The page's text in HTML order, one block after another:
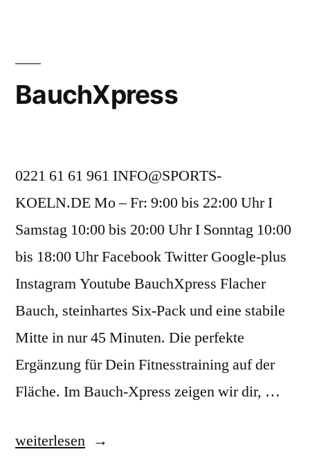
BauchXpress
0221 61 61 961 INFO@SPORTS-
KOELN.DE Mo – Fr: 9:00 bis 22:00 Uhr I
Samstag 10:00 bis 20:00 Uhr I Sonntag 10:00
bis 18:00 Uhr Facebook Twitter Google-plus
Instagram Youtube BauchXpress Flacher
Bauch, steinhartes Six-Pack und eine stabile
Mitte in nur 45 Minuten. Die perfekte
Ergänzung für Dein Fitnesstraining auf der
Fläche. Im Bauch-Xpress zeigen wir dir, …
weiterlesen